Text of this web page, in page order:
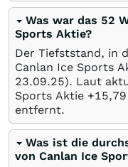
Was war das 52
Sports Aktie?
Der Tiefststand, in
Canlan Ice Sports
23.09.25). Laut
Sports Aktie +15,79
entfernt.
Was ist die
von Canlan Ice